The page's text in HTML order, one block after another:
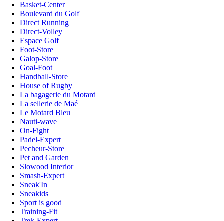
Basket-Center
Boulevard du Golf
Direct Running
Direct-Volley
Espace Golf
Foot-Store
Galop-Store
Goal-Foot
Handball-Store
House of Rugby
La bagagerie du Motard
La sellerie de Maé
Le Motard Bleu
Nauti-wave
On-Fight
Padel-Expert
Pecheur-Store
Pet and Garden
Slowood Interior
Smash-Expert
Sneak'In
Sneakids
Sport is good
Training-Fit